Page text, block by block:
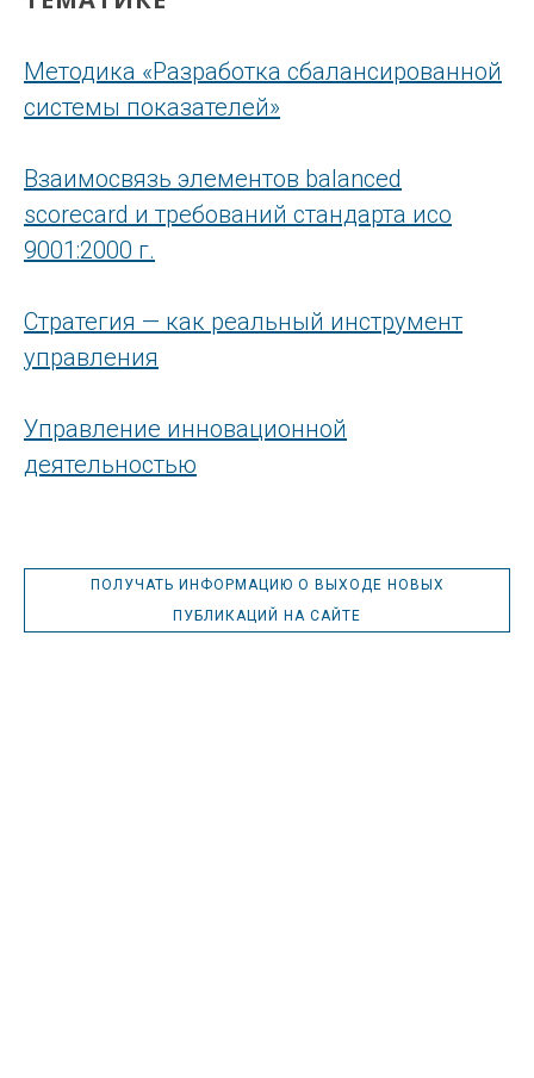
Методика «Разработка сбалансированной
системы показателей»
Взаимосвязь элементов balanced
scorecard и требований стандарта исо
9001:2000 г.
Стратегия — как реальный инструмент
управления
Управление инновационной
деятельностью